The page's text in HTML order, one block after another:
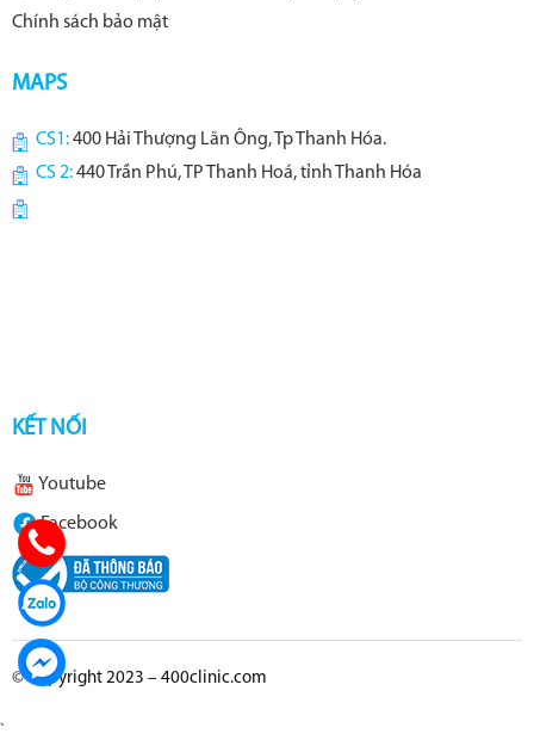
Chính sách bảo mật
MAPS
CS1:400 Hải Thượng Lãn Ông, Tp Thanh Hóa.
CS 2:440 Trần Phú, TP Thanh Hoá, tỉnh Thanh Hóa
KẾT NỐI
Youtube
Facebook
© Copyright 2023 – 400clinic.com
`